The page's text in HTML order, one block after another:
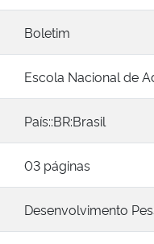
Boletim
Escola Nacional de
País::BR:Brasil
03 páginas
Desenvolvimento